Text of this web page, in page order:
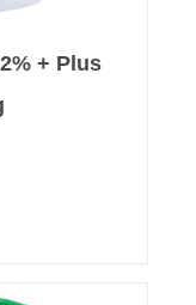
+ Plus